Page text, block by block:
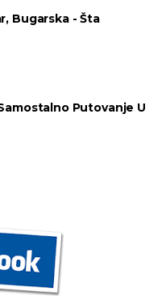
Bugarska - Šta
Putovanje U